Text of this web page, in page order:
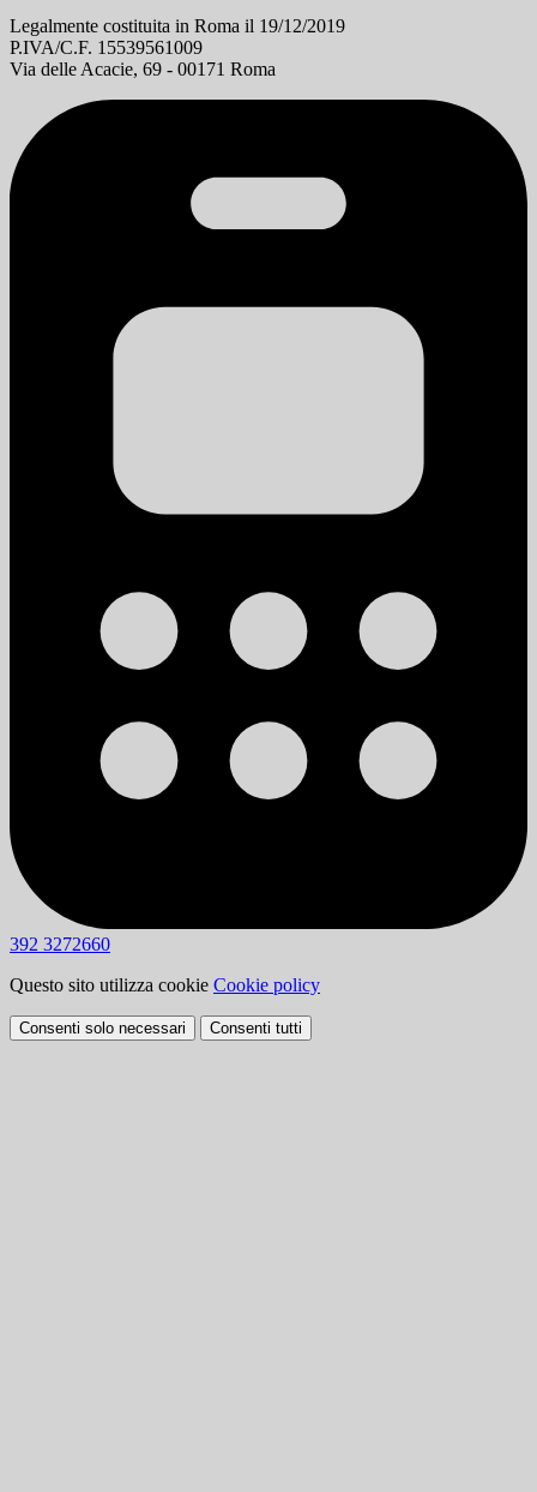
Legalmente costituita in Roma il 19/12/2019
P.IVA/C.F. 15539561009
Via delle Acacie, 69 - 00171 Roma
392 3272660
Questo sito utilizza cookie Cookie policy
Consenti solo necessari Consenti tutti